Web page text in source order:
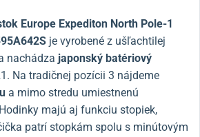
Europe Expediton North Pole-1
je vyrobené z ušľachtilej
nachádza japonský batériový
Na tradičnej pozícii 3 nájdeme
a mimo stredu umiestnenú
majú aj funkciu stopiek,
patrí stopkám spolu s minútovým